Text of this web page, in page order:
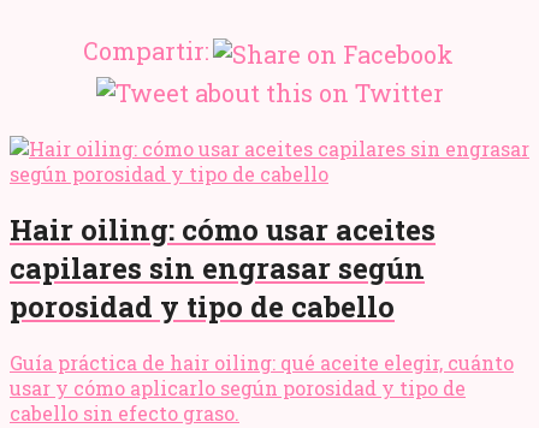
Compartir:
Hair oiling: cómo usar aceites
capilares sin engrasar según
porosidad y tipo de cabello
Guía práctica de hair oiling: qué aceite elegir, cuánto
usar y cómo aplicarlo según porosidad y tipo de
cabello sin efecto graso.